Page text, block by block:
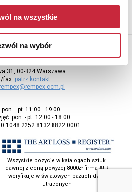
na wszystkie
na wybór
Sp. z o.o
31, 00-324 Warszawa
fax: patrz kontakt
rempex@rempex.com.pl
pon. - pt. 11:00 - 19:00
pon. - pt. 12:00 - 18:00
1048 2252 8132 8822 0001
Wszystkie pozycje w katalogach sztuki
dawnej z ceną powyżej 8000zł firma ALR
weryfikuje w światowych bazach dzieł
utraconych